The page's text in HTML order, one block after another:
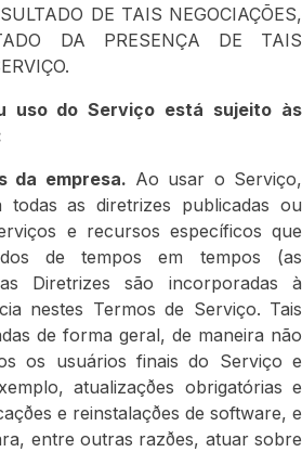
DE TAIS NEGOCIAÇÕES,
DA PRESENÇA DE TAIS
uso do Serviço está sujeito às
da empresa. Ao usar o Serviço,
as diretrizes publicadas ou
e recursos específicos que
de tempos em tempos (as
Diretrizes são incorporadas à
nestes Termos de Serviço. Tais
de forma geral, de maneira não
os usuários finais do Serviço e
atualizaçðes obrigatórias e
e reinstalaçðes de software, e
entre outras razðes, atuar sobre